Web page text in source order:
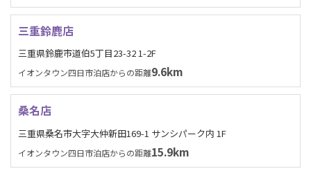
三重鈴鹿店
三重県鈴鹿市道伯5丁目23-32 1-2F
イオンタウン四日市泊店からの距離9.6km
桑名店
三重県桑名市大字大仲新田169-1 サンシパーク内 1F
イオンタウン四日市泊店からの距離15.9km